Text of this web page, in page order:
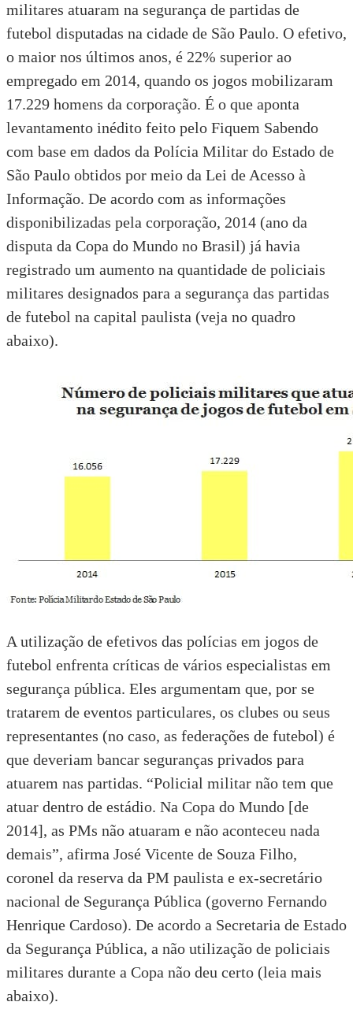
militares atuaram na segurança de partidas de
futebol disputadas na cidade de São Paulo. O efetivo,
o maior nos últimos anos, é 22% superior ao
empregado em 2014, quando os jogos mobilizaram
17.229 homens da corporação. É o que aponta
levantamento inédito feito pelo Fiquem Sabendo
com base em dados da Polícia Militar do Estado de
São Paulo obtidos por meio da Lei de Acesso à
Informação. De acordo com as informações
disponibilizadas pela corporação, 2014 (ano da
disputa da Copa do Mundo no Brasil) já havia
registrado um aumento na quantidade de policiais
militares designados para a segurança das partidas
de futebol na capital paulista (veja no quadro
abaixo).
A utilização de efetivos das polícias em jogos de
futebol enfrenta críticas de vários especialistas em
segurança pública. Eles argumentam que, por se
tratarem de eventos particulares, os clubes ou seus
representantes (no caso, as federações de futebol) é
que deveriam bancar seguranças privados para
atuarem nas partidas. “Policial militar não tem que
atuar dentro de estádio. Na Copa do Mundo [de
2014], as PMs não atuaram e não aconteceu nada
demais”, afirma José Vicente de Souza Filho,
coronel da reserva da PM paulista e ex-secretário
nacional de Segurança Pública (governo Fernando
Henrique Cardoso). De acordo a Secretaria de Estado
da Segurança Pública, a não utilização de policiais
militares durante a Copa não deu certo (leia mais
abaixo).